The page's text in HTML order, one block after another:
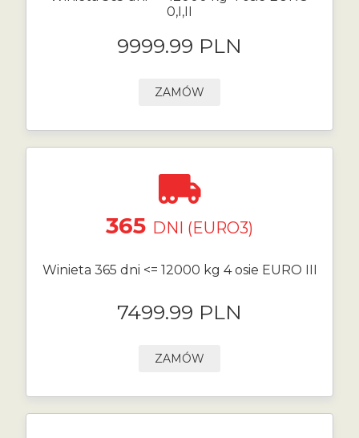
0,I,II
9999.99 PLN
ZAMÓW
365 DNI (EURO3)
Winieta 365 dni <= 12000 kg 4 osie EURO III
7499.99 PLN
ZAMÓW